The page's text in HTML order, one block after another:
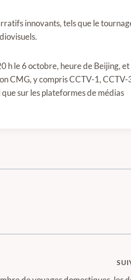
innovants, tels que le
h le 6 octobre, heure de Beijing, et
CMG, y compris CCTV-1, CCTV-
sur les plateformes de médias